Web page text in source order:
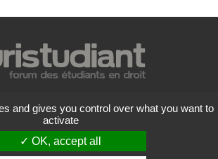
Mentions légales
de confidentialité
générales d'utilisation
Liste des forums
and gives you control over what you want to
activate
✓ OK, accept all